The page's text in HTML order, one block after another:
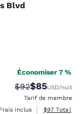
Blvd
Blvd
Économiser 7 %
Tarif barré :
$92Tarif réduit :
$85USD/nuit
Tarif de membre
Frais inclus
Afficher les
$97 Total